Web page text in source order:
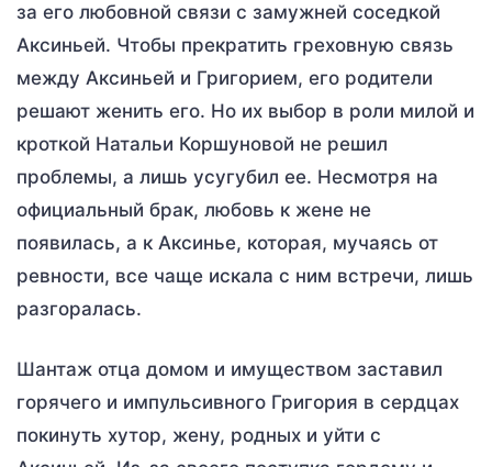
за его любовной связи с замужней соседкой
Аксиньей. Чтобы прекратить греховную связь
между Аксиньей и Григорием, его родители
решают женить его. Но их выбор в роли милой и
кроткой Натальи Коршуновой не решил
проблемы, а лишь усугубил ее. Несмотря на
официальный брак, любовь к жене не
появилась, а к Аксинье, которая, мучаясь от
ревности, все чаще искала с ним встречи, лишь
разгоралась.
Шантаж отца домом и имуществом заставил
горячего и импульсивного Григория в сердцах
покинуть хутор, жену, родных и уйти с